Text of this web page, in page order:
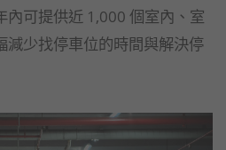
內可提供近 1,000 個室內、室
減少找停車位的時間與解決停